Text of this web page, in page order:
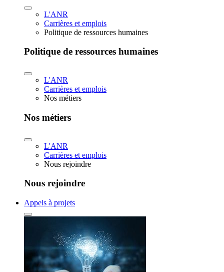
L'ANR
Carrières et emplois
Politique de ressources humaines
Politique de ressources humaines
L'ANR
Carrières et emplois
Nos métiers
Nos métiers
L'ANR
Carrières et emplois
Nous rejoindre
Nous rejoindre
Appels à projets